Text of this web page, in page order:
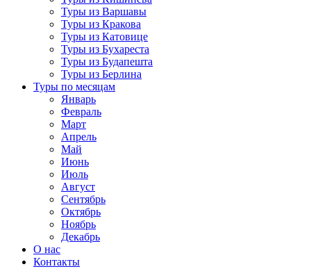
Туры из Варшавы
Туры из Кракова
Туры из Катовице
Туры из Бухареста
Туры из Будапешта
Туры из Берлина
Туры по месяцам
Январь
Февраль
Март
Апрель
Май
Июнь
Июль
Август
Сентябрь
Октябрь
Ноябрь
Декабрь
О нас
Контакты